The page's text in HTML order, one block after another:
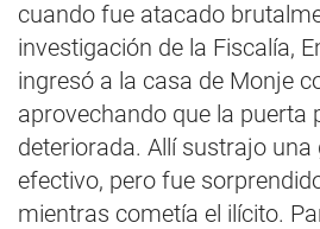
cuando fue atacado
investigación de la Fiscalía,
ingresó a la casa de Monje
aprovechando que la puerta
deteriorada. Allí sustrajo
efectivo, pero fue
mientras cometía el ilícito.